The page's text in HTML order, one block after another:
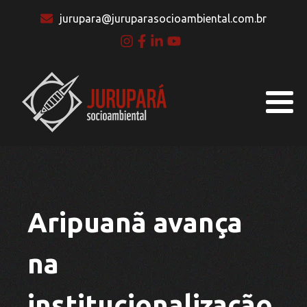
jurupara@juruparasocioambiental.com.br
Aripuanã avança
na